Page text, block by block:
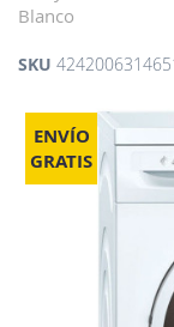
Blanco
ENVÍO
GRATIS
SKU
Saltar
final
de